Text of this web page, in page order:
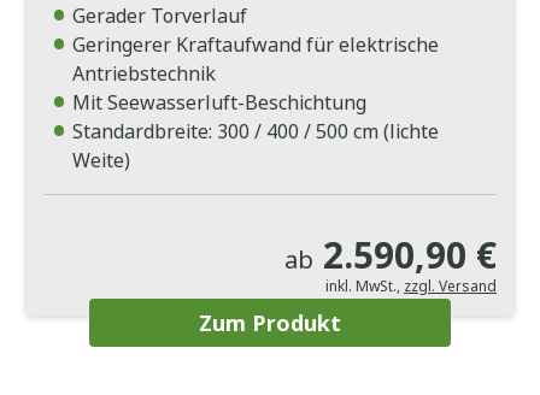
Gerader Torverlauf
Geringerer Kraftaufwand für elektrische
Antriebstechnik
Mit Seewasserluft-Beschichtung
Standardbreite: 300 / 400 / 500 cm (lichte
Weite)
ab 2.590,90 €
inkl. MwSt., zzgl. Versand
Zum Produkt